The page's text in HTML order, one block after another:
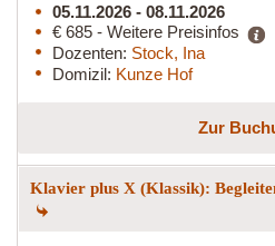
05.11.2026 - 08.11.2026
€ 685 - Weitere Preisinfos
Dozenten: Stock, Ina
Domizil: Kunze Hof
Zur
Klavier plus X (Klassik):